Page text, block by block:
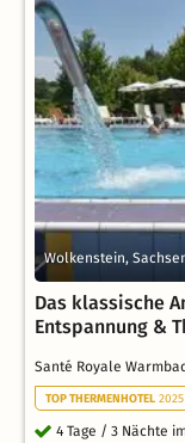
Wolkenstein,
Das klassische
Entspannung &
Santé Royale
TOP THERMENHOTEL 2025
4 Tage / 3 Nächte